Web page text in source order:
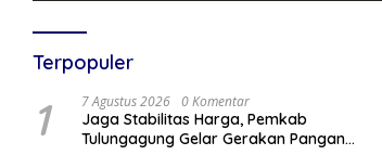
Terpopuler
1 7 Agustus 2026 0 Komentar
Jaga Stabilitas Harga, Pemkab
Tulungagung Gelar Gerakan Pangan